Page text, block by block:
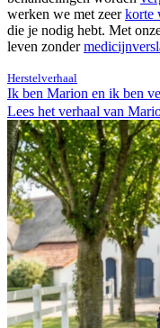
werken we met zeerkorte
die je nodig hebt. Met
leven zonder
Herstelverhaal
Ik ben Marion en ik ben
Lees het verhaal van